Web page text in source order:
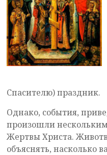
Спасителю) праздник.
Однако, события,
произошли
Жертвы Христа.
объяснять,